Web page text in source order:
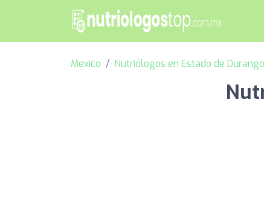
Mexico Nutriólogos en Estado de Durango